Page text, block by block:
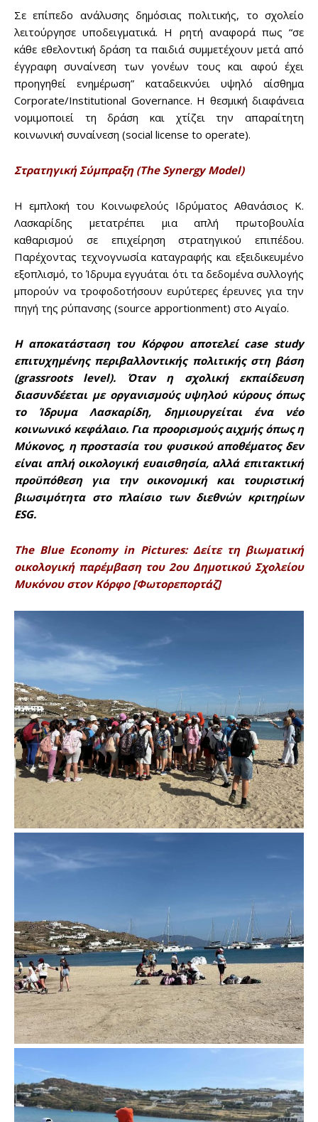
Don't miss
out!
Sing up for our newsletter
to stay in the loop.
SUBSCRIBE
Σε επίπεδο ανάλυσης δημόσιας πολιτικής, το σχολείο
λειτούργησε υποδειγματικά. Η ρητή αναφορά πως “σε
κάθε εθελοντική δράση τα παιδιά συμμετέχουν μετά από
έγγραφη συναίνεση των γονέων τους και αφού έχει
προηγηθεί ενημέρωση” καταδεικνύει υψηλό αίσθημα
Corporate/Institutional Governance. Η θεσμική διαφάνεια
νομιμοποιεί τη δράση και χτίζει την απαραίτητη
κοινωνική συναίνεση (social license to operate).
Στρατηγική Σύμπραξη (The Synergy Model)
Η εμπλοκή του Κοινωφελούς Ιδρύματος Αθανάσιος Κ.
Λασκαρίδης μετατρέπει μια απλή πρωτοβουλία
καθαρισμού σε επιχείρηση στρατηγικού επιπέδου.
Παρέχοντας τεχνογνωσία καταγραφής και εξειδικευμένο
εξοπλισμό, το Ίδρυμα εγγυάται ότι τα δεδομένα συλλογής
μπορούν να τροφοδοτήσουν ευρύτερες έρευνες για την
πηγή της ρύπανσης (source apportionment) στο Αιγαίο.
Η αποκατάσταση του Κόρφου αποτελεί case study
επιτυχημένης περιβαλλοντικής πολιτικής στη βάση
(grassroots level). Όταν η σχολική εκπαίδευση
διασυνδέεται με οργανισμούς υψηλού κύρους όπως
το Ίδρυμα Λασκαρίδη, δημιουργείται ένα νέο
κοινωνικό κεφάλαιο. Για προορισμούς αιχμής όπως η
Μύκονος, η προστασία του φυσικού αποθέματος δεν
είναι απλή οικολογική ευαισθησία, αλλά επιτακτική
προϋπόθεση για την οικονομική και τουριστική
βιωσιμότητα στο πλαίσιο των διεθνών κριτηρίων
ESG.
The Blue Economy in Pictures: Δείτε τη βιωματική
οικολογική παρέμβαση του 2ου Δημοτικού Σχολείου
Μυκόνου στον Κόρφο [Φωτορεπορτάζ]